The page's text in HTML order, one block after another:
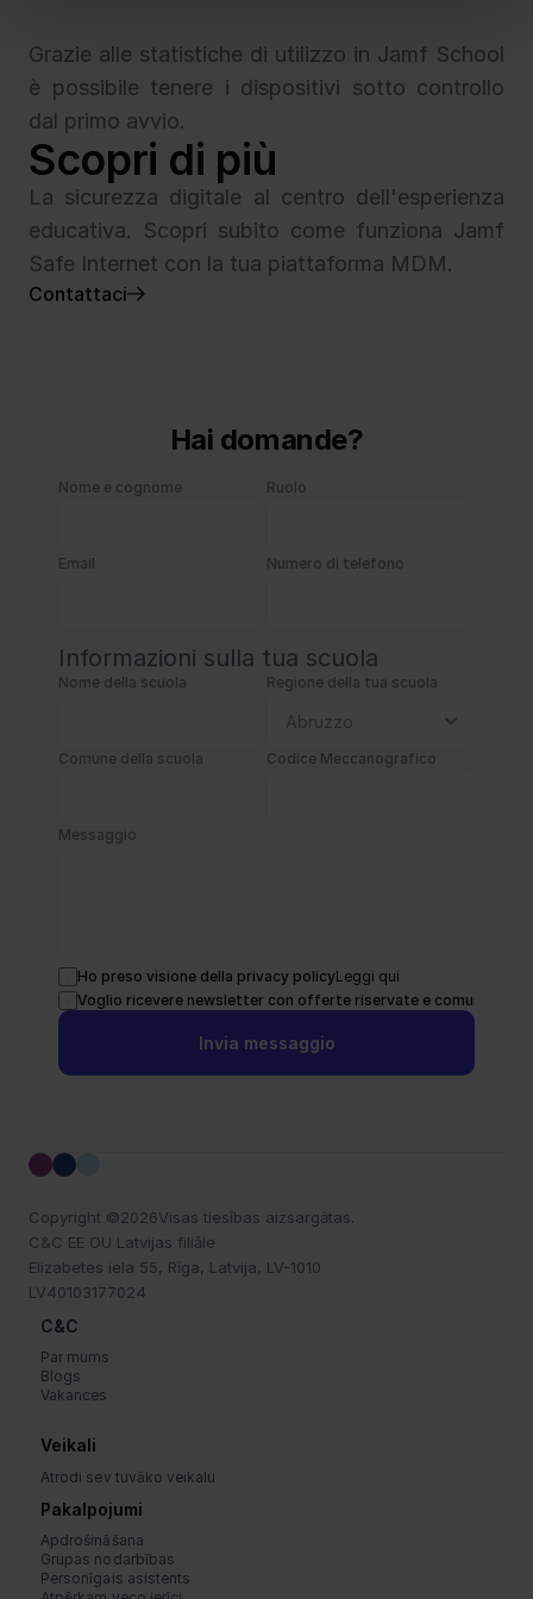
Grazie alle statistiche di utilizzo in Jamf School
è possibile tenere i dispositivi sotto controllo
dal primo avvio.
Scopri di più
La sicurezza digitale al centro dell'esperienza
educativa. Scopri subito come funziona Jamf
Safe Internet con la tua piattaforma MDM.
Contattaci
Hai domande?
Nome e cognome Ruolo
Email Numero di telefono
Informazioni sulla tua scuola
Nome della scuola Regione della tua scuola
Comune della scuola Codice Meccanografico
Messaggio
Ho preso visione della privacy policyLeggi qui
Voglio ricevere newsletter con offerte riservate e
Invia messaggio
C&C
Par mums
Blogs
Vakances
Veikali
Atrodi sev tuvāko veikalu
Pakalpojumi
Apdrošināšana
Grupas nodarbības
Personīgais asistents
Copyright ©2026Visas tiesības aizsargātas.
C&C EE OU Latvijas filiāle
Elizabetes iela 55, Rīga, Latvija, LV-1010
LV40103177024